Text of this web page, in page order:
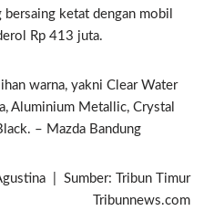
ketat dengan mobil
Rp 413 juta.
warna, yakni Clear Water
Aluminium Metallic, Crystal
– Mazda Bandung
| Sumber: Tribun Timur
Tribunnews.com